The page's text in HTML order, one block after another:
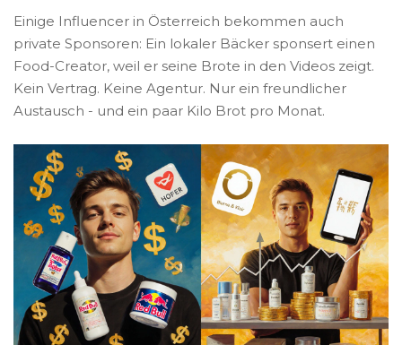
Einige Influencer in Österreich bekommen auch
private Sponsoren: Ein lokaler Bäcker sponsert einen
Food-Creator, weil er seine Brote in den Videos zeigt.
Kein Vertrag. Keine Agentur. Nur ein freundlicher
Austausch - und ein paar Kilo Brot pro Monat.